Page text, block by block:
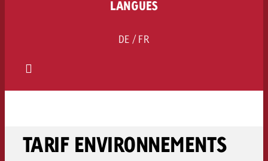
LANGUES
DE / FR
TARIF ENVIRONNEMENTS